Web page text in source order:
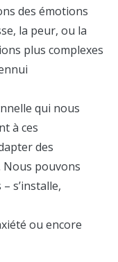
des émotions
la peur, ou la
plus complexes
qui nous
à ces
des
Nous pouvons
s’installe,
ou encore